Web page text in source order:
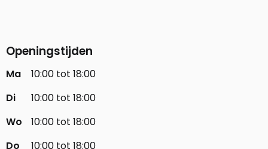
Openingstijden
Ma
10:00 tot 18:00
Di
10:00 tot 18:00
Wo
10:00 tot 18:00
Do
10:00 tot 18:00